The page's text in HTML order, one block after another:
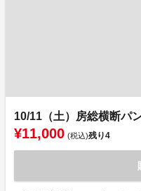
10/11（土）房総横断パ
¥11,000 (税込)残り4